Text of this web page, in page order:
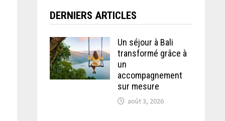
DERNIERS ARTICLES
Un séjour à Bali
transformé grâce à
un
accompagnement
sur mesure
août 3, 2026